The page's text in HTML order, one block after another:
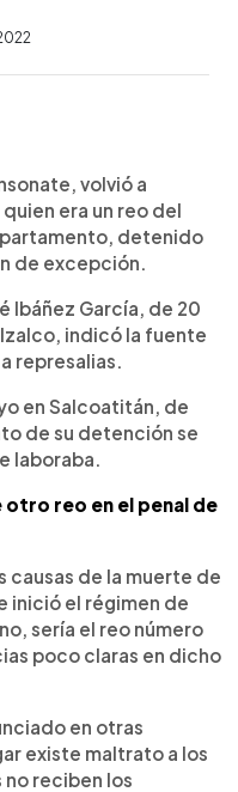
volvió a
era un reo del
detenido
de excepción.
Ibáñez García, de 20
indicó la fuente
represalias.
en Salcoatitán, de
de su detención se
laboraba.
otro reo en el penal de
causas de la muerte de
inició el régimen de
sería el reo número
poco claras en dicho
en otras
existe maltrato a los
reciben los